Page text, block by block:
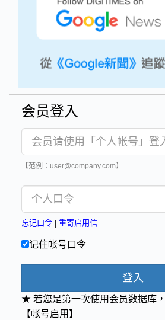
会员登入
【范例：user@company.com】
忘记口令 重寄启用信
记住帐号口令
登入
★ 若您是第一次使用会员数据库
【帐号启用】